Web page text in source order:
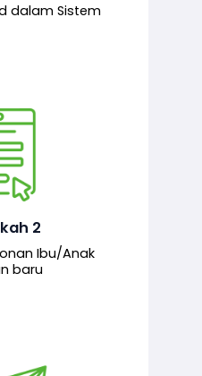
dalam Sistem
2
Ibu/Anak
baru
borang
pendaftaran
sistem.